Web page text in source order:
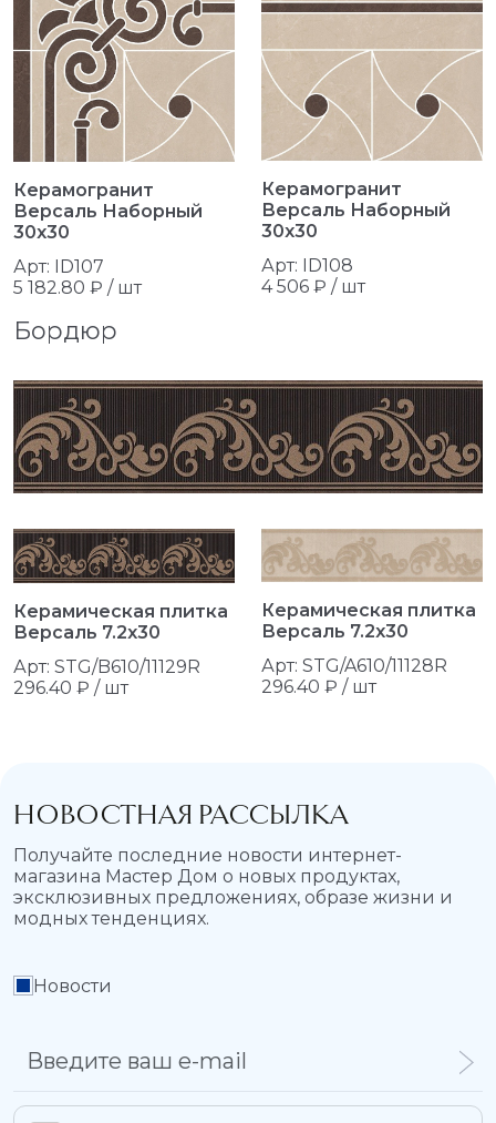
Керамогранит
Версаль Наборный
30x30
Арт: ID107
5 182.80 ₽ / шт
Керамогранит
Версаль Наборный
30x30
Арт: ID108
4 506 ₽ / шт
Бордюр
Керамическая плитка
Версаль 7.2x30
Арт: STG/B610/11129R
296.40 ₽ / шт
Керамическая плитка
Версаль 7.2x30
Арт: STG/A610/11128R
296.40 ₽ / шт
НОВОСТНАЯ РАССЫЛКА
Получайте последние новости интернет-
магазина Мастер Дом о новых продуктах,
эксклюзивных предложениях, образе жизни и
модных тенденциях.
Новости